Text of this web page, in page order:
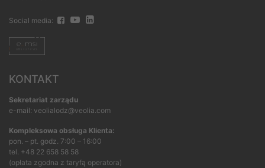
Social media:
KONTAKT
Sekretariat zarządu
e-mail: veolialodz@veolia.com
Kompleksowa obsługa Klienta:
pon. – pt. godz. 7:00 – 16:00
tel. +48 22 658 58 58
(opłata zgodna z taryfą operatora)